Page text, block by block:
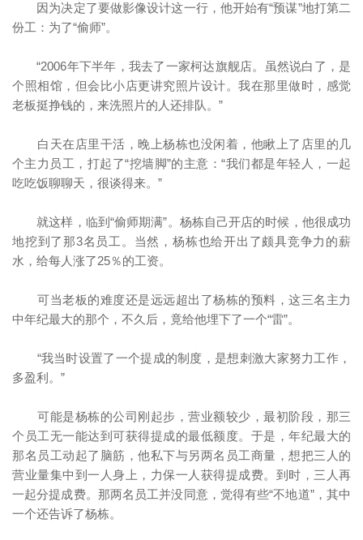
因为决定了要做影像设计这一行，他开始有“预谋”地打第二
份工：为了“偷师”。
“2006年下半年，我去了一家柯达旗舰店。虽然说白了，是
个照相馆，但会比小店更讲究照片设计。我在那里做时，感觉
老板挺挣钱的，来洗照片的人还排队。”
白天在店里干活，晚上杨栋也没闲着，他瞅上了店里的几
个主力员工，打起了“挖墙脚”的主意：“我们都是年轻人，一起
吃吃饭聊聊天，很谈得来。”
就这样，临到“偷师期满”。杨栋自己开店的时候，他很成功
地挖到了那3名员工。当然，杨栋也给开出了颇具竞争力的薪
水，给每人涨了25％的工资。
可当老板的难度还是远远超出了杨栋的预料，这三名主力
中年纪最大的那个，不久后，竟给他埋下了一个“雷”。
“我当时设置了一个提成的制度，是想刺激大家努力工作，
多盈利。”
可能是杨栋的公司刚起步，营业额较少，最初阶段，那三
个员工无一能达到可获得提成的最低额度。于是，年纪最大的
那名员工动起了脑筋，他私下与另两名员工商量，想把三人的
营业量集中到一人身上，力保一人获得提成费。到时，三人再
一起分提成费。那两名员工并没同意，觉得有些“不地道”，其中
一个还告诉了杨栋。